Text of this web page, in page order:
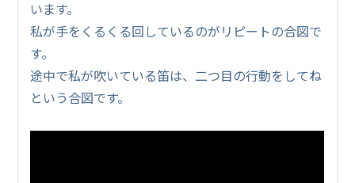
います。
私が手をくるくる回しているのがリピートの合図で
す。
途中で私が吹いている笛は、二つ目の行動をしてね
という合図です。